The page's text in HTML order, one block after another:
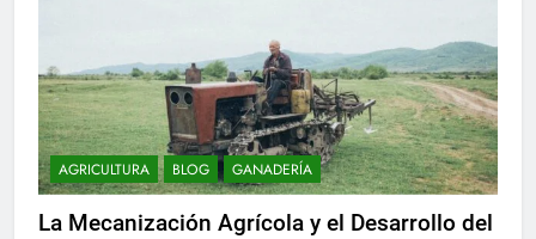
AGRICULTURA BLOG GANADERÍA
La Mecanización Agrícola y el Desarrollo del